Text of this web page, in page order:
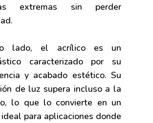
extremas sin perder
lado, el acrílico es un
caracterizado por su
y acabado estético. Su
de luz supera incluso a la
lo que lo convierte en un
para aplicaciones donde